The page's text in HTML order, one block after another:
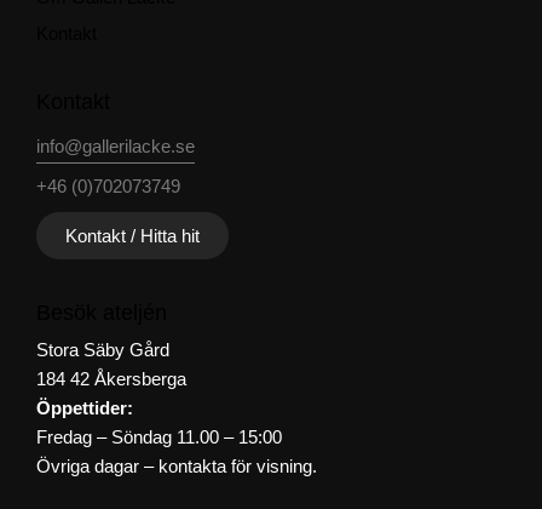
info@gallerilacke.se
+46 (0)702073749
Kontakt / Hitta hit
Stora Säby Gård
184 42 Åkersberga
Öppettider:
Fredag – Söndag 11.00 – 15:00
Övriga dagar – kontakta för visning.